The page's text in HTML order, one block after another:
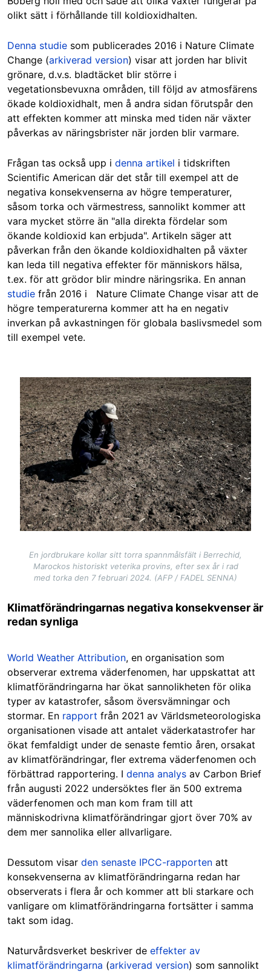
olikt sätt i förhållande till koldioxidhalten.
Denna studie som publicerades 2016 i Nature Climate
Change (arkiverad version) visar att jorden har blivit
grönare, d.v.s. bladtäcket blir större i
vegetationsbevuxna områden, till följd av atmosfärens
ökade koldioxidhalt, men å andra sidan förutspår den
att effekten kommer att minska med tiden när växter
påverkas av näringsbrister när jorden blir varmare.
Frågan tas också upp i denna artikel i tidskriften
Scientific American där det står till exempel att de
negativa konsekvenserna av högre temperaturer,
såsom torka och värmestress, sannolikt kommer att
vara mycket större än "alla direkta fördelar som
ökande koldioxid kan erbjuda". Artikeln säger att
påverkan från den ökande koldioxidhalten på växter
kan leda till negativa effekter för människors hälsa,
t.ex. för att grödor blir mindre näringsrika. En annan
studie från 2016 i Nature Climate Change visar att de
högre temperaturerna kommer att ha en negativ
inverkan på avkastningen för globala baslivsmedel som
till exempel vete.
Image
En jordbrukare kollar sitt torra spannmålsfält i Berrechid,
Marockos historiskt veterika provins, efter sex år i rad
med torka den 7 februari 2024. (AFP / FADEL SENNA)
Klimatförändringarnas negativa konsekvenser är
redan synliga
World Weather Attribution, en organisation som
observerar extrema väderfenomen, har uppskattat att
klimatförändringarna har ökat sannolikheten för olika
typer av katastrofer, såsom översvämningar och
stormar. En rapport från 2021 av Världsmeteorologiska
organisationen visade att antalet väderkatastrofer har
ökat femfaldigt under de senaste femtio åren, orsakat
av klimatförändringar, fler extrema väderfenomen och
förbättrad rapportering. I denna analys av Carbon Brief
från augusti 2022 undersöktes fler än 500 extrema
väderfenomen och man kom fram till att
människodrivna klimatförändringar gjort över 70% av
dem mer sannolika eller allvarligare.
Dessutom visar den senaste IPCC-rapporten att
konsekvenserna av klimatförändringarna redan har
observerats i flera år och kommer att bli starkare och
vanligare om klimatförändringarna fortsätter i samma
takt som idag.
Naturvårdsverket beskriver de effekter av
klimatförändringarna (arkiverad version) som sannolikt